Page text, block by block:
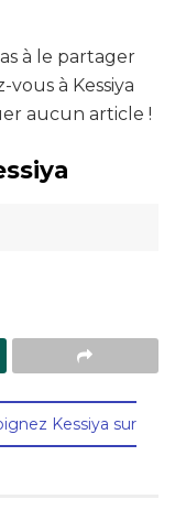
à le partager
à Kessiya
aucun article !
Kessiya sur